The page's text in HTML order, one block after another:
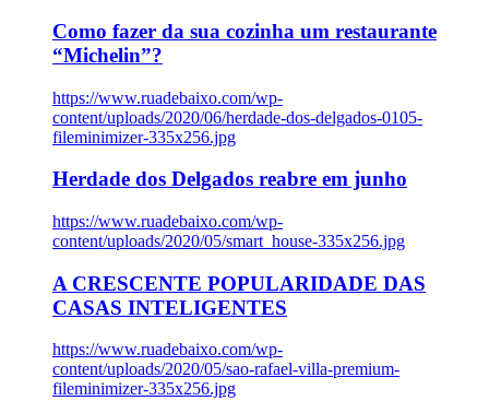
Como fazer da sua cozinha um restaurante
“Michelin”?
https://www.ruadebaixo.com/wp-
content/uploads/2020/06/herdade-dos-delgados-0105-
fileminimizer-335x256.jpg
Herdade dos Delgados reabre em junho
https://www.ruadebaixo.com/wp-
content/uploads/2020/05/smart_house-335x256.jpg
A CRESCENTE POPULARIDADE DAS
CASAS INTELIGENTES
https://www.ruadebaixo.com/wp-
content/uploads/2020/05/sao-rafael-villa-premium-
fileminimizer-335x256.jpg